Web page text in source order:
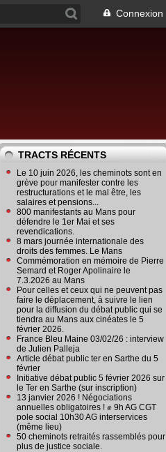
Connexion
TRACTS RÉCENTS
Le 10 juin 2026, les cheminots sont en
grève pour manifester contre les
restructurations et le mal être, les
salaires et pensions...
800 manifestants au Mans pour
défendre le 1er Mai et ses
revendications.
8 mars journée internationale des
droits des femmes. Le Mans
Commémoration en mémoire de Pierre
Semard et Roger Apolinaire le
7.3.2026 au Mans
Pour celles et ceux qui ne peuvent pas
faire le déplacement, à suivre le lien
pour la diffusion du débat public qui se
tiendra au Mans aux cinéates le 5
février 2026.
France Bleu Maine 03/02/26 : interview
de Julien Palleja
Article débat public ter en Sarthe du 5
février
Initiative débat public 5 février 2026 sur
le Ter en Sarthe (sur inscription)
13 janvier 2026 ! Négociations
annuelles obligatoires ! ✊ 9h AG CGT
pole social 10h30 AG interservices
(même lieu)
50 cheminots retraités rassemblés pour
plus de justice sociale.